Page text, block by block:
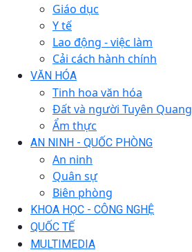
Giáo dục
Y tế
Lao động - việc làm
Cải cách hành chính
VĂN HÓA
Tinh hoa văn hóa
Đất và người Tuyên Quang
Ẩm thực
AN NINH - QUỐC PHÒNG
An ninh
Quân sự
Biên phòng
KHOA HỌC - CÔNG NGHỆ
QUỐC TẾ
MULTIMEDIA